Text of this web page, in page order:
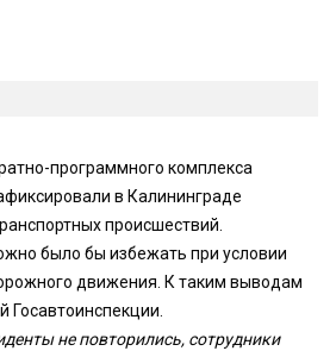
программного комплекса
в Калининграде
происшествий.
было бы избежать при условии
движения. К таким выводам
Госавтоинспекции.
не повторились, сотрудники